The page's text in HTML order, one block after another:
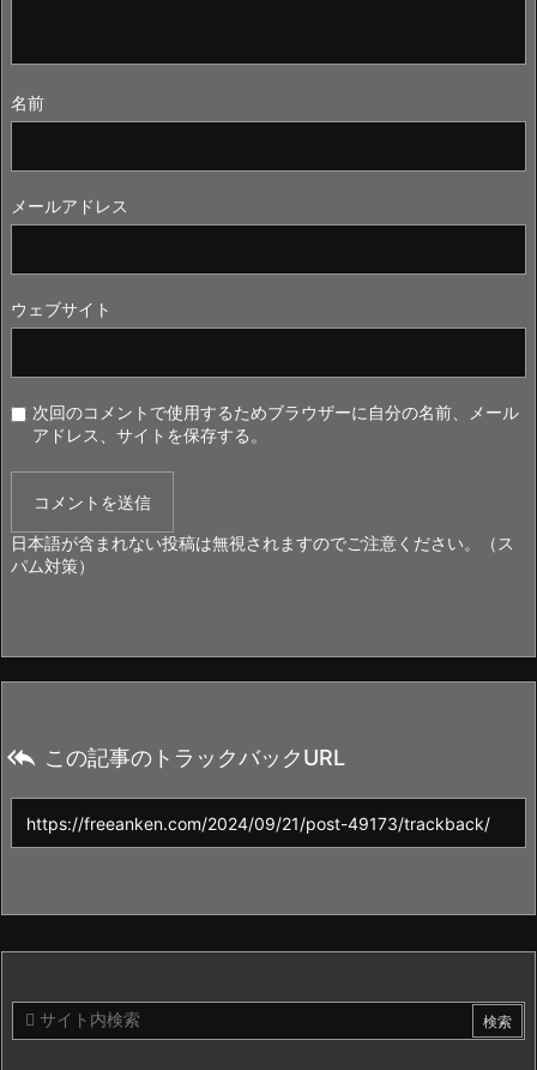
名前
メールアドレス
ウェブサイト
次回のコメントで使用するためブラウザーに自分の名前、メール
アドレス、サイトを保存する。
日本語が含まれない投稿は無視されますのでご注意ください。（ス
パム対策）
 この記事のトラックバックURL